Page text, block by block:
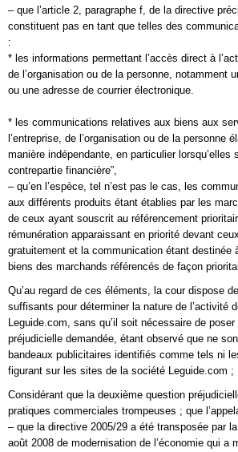
– que l’article 2, paragraphe f, de la directive
constituent pas en tant que telles des
:
* les informations permettant l’accès direct à
de l’organisation ou de la personne, notamment
ou une adresse de courrier électronique.
* les communications relatives aux biens aux
l’entreprise, de l’organisation ou de la personne
manière indépendante, en particulier lorsqu’elles
contrepartie financière”,
– qu’en l’espèce, tel n’est pas le cas, les
aux différents produits étant établies par les
de ceux ayant souscrit au référencement
rémunération apparaissant en priorité devant
gratuitement et la communication étant destinée
biens des marchands référencés de façon
Qu’au regard de ces éléments, la cour dispose
suffisants pour déterminer la nature de l’activité
Leguide.com, sans qu’il soit nécessaire de
préjudicielle demandée, étant observé que ne
bandeaux publicitaires identifiés comme tels ni
figurant sur les sites de la société Leguide.com ;
Considérant que la deuxième question
pratiques commerciales trompeuses ; que
– que la directive 2005/29 a été transposée par
août 2008 de modernisation de l’économie qui a